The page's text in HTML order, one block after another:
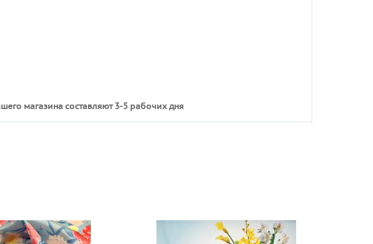
магазина составляют 3-5 рабочих дня